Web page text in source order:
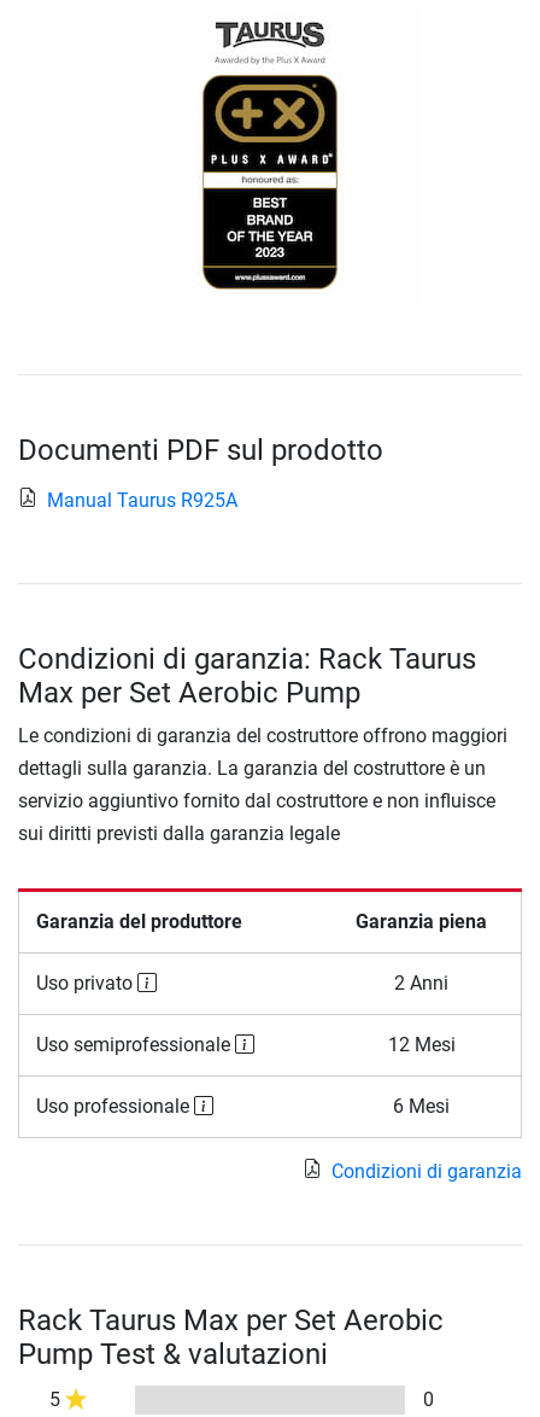
Documenti PDF sul prodotto
Manual Taurus R925A
Condizioni di garanzia: Rack Taurus
Max per Set Aerobic Pump
Le condizioni di garanzia del costruttore offrono maggiori
dettagli sulla garanzia. La garanzia del costruttore è un
servizio aggiuntivo fornito dal costruttore e non influisce
sui diritti previsti dalla garanzia legale
Garanzia del produttore Garanzia piena
Uso privato 2 Anni
Uso semiprofessionale 12 Mesi
Uso professionale 6 Mesi
Condizioni di garanzia
Rack Taurus Max per Set Aerobic
Pump Test & valutazioni
5
0